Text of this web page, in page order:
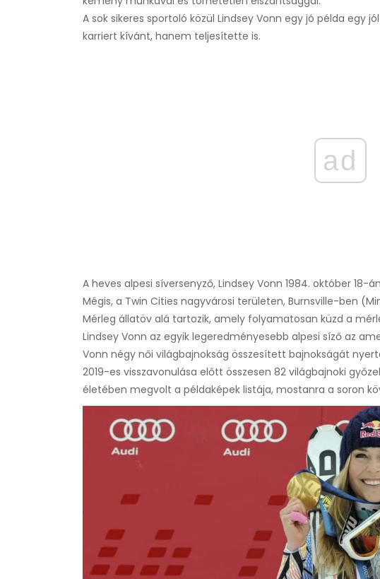
A sok sikeres sportoló közül Lindsey Vonn egy jó példa egy
karriert kívánt, hanem teljesítette is.
ad
A heves alpesi síversenyző, Lindsey Vonn 1984. október 18-
Mégis, a Twin Cities nagyvárosi területen, Burnsville-ben
Mérleg állatöv alá tartozik, amely folyamatosan küzd a
Lindsey Vonn az egyik legeredményesebb alpesi síző az
Vonn négy női világbajnokság összesített bajnokságát
2019-es visszavonulása előtt összesen 82 világbajnoki
életében megvolt a példaképek listája, mostanra a soron